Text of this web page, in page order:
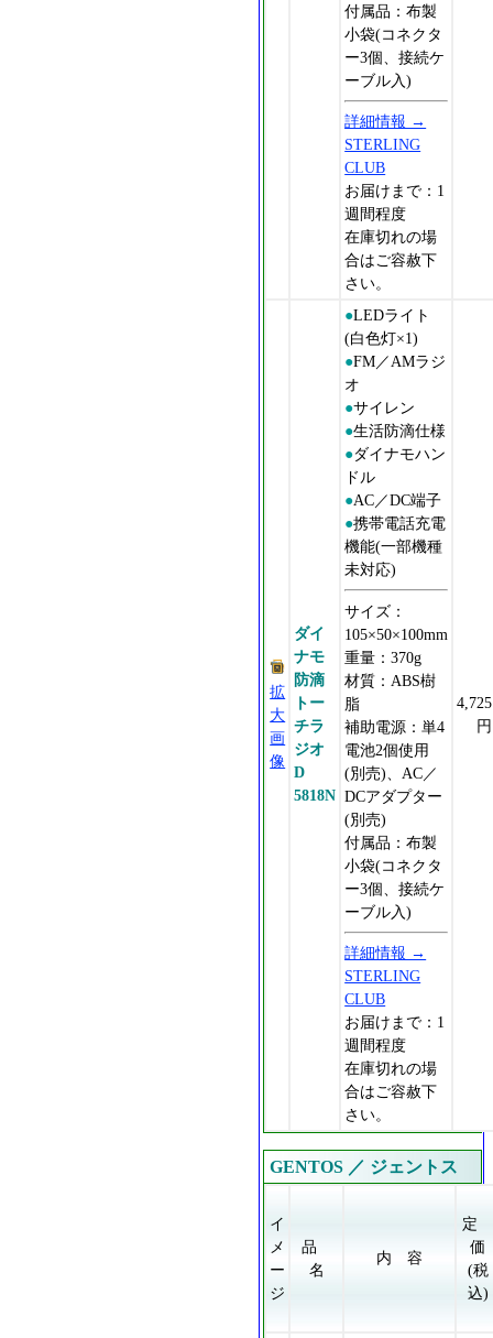
付属品：布製
小袋(コネクタ
ー3個、接続ケ
ーブル入)
詳細情報 →
STERLING
CLUB
お届けまで：1
週間程度
在庫切れの場
合はご容赦下
さい。
拡
大
画
像
ダイ
ナモ
防滴
トー
チラ
ジオ
D
5818N
●LEDライト
(白色灯×1)
●FM／AMラジ
オ
●サイレン
●生活防滴仕様
●ダイナモハン
ドル
●AC／DC端子
●携帯電話充電
機能(一部機種
未対応)
サイズ：
105×50×100mm
重量：370g
材質：ABS樹
脂
補助電源：単4
電池2個使用
(別売)、AC／
DCアダプター
(別売)
付属品：布製
小袋(コネクタ
ー3個、接続ケ
ーブル入)
詳細情報 →
STERLING
CLUB
お届けまで：1
週間程度
在庫切れの場
合はご容赦下
さい。
4,725
円
GENTOS ／ ジェントス
イ
メ
ー
ジ
品
名
内 容
定
価
(税
込)